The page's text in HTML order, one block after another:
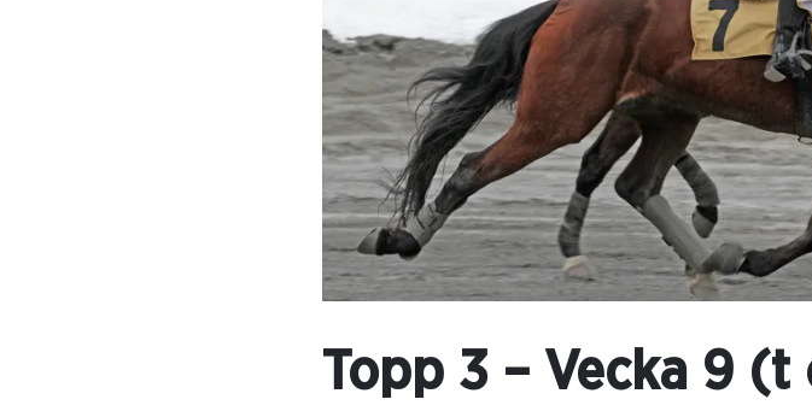
Topp 3 – Vecka 9